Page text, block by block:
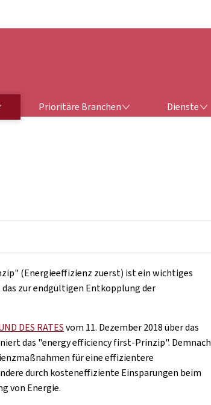
Prioritäre Branchen Dienste
(Energieeffizienz zuerst) ist ein wichtiges
zur endgültigen Entkopplung der
DES RATESvom 11. Dezember 2018 über das
das "energy efficiency first-Prinzip". Demnach
für eine effizientere
durch kosteneffiziente Einsparungen beim
von Energie.